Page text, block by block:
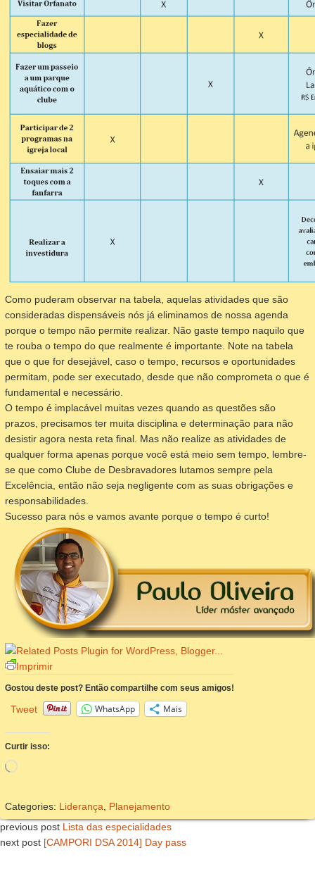
Como puderam observar na tabela, aquelas atividades que são
consideradas dispensáveis nós já eliminamos de nossa agenda
porque o tempo não permite realizar. Não gaste tempo naquilo que
te rouba o tempo do que realmente é importante. Note na tabela
que o que for desejável, caso o tempo, recursos e oportunidades
permitam, pode ser executado, desde que não comprometa o que é
fundamental e necessário.
O tempo é implacável muitas vezes quando as questões são
prazos, precisamos ter muita disciplina e determinação para não
desistir agora nesta reta final. Mas não realize as atividades de
qualquer forma apenas porque você está meio sem tempo, lembre-
se que como Clube de Desbravadores lutamos sempre pela
Excelência, então não seja negligente com as suas obrigações e
responsabilidades.
Sucesso para nós e vamos avante porque o tempo é curto!
Imprimir
Gostou deste post? Então compartilhe com seus amigos!
Tweet WhatsApp Mais
Curtir isso:
Carregando...
Categories: Liderança
Planejamento
previous post Lista das especialidades
next post [CAMPORI DSA 2014] Day pass